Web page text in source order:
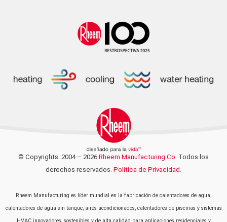
© Copyrights. 2004 – 2026 Rheem Manufacturing Co. Todos los
derechos reservados. Política de Privacidad.
Rheem Manufacturing es líder mundial en la fabricación de calentadores de agua,
calentadores de agua sin tanque, aires acondicionados, calentadores de piscinas y sistemas